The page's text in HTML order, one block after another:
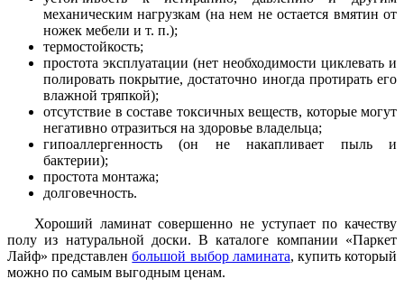
механическим нагрузкам (на нем не остается вмятин от
ножек мебели и т. п.);
термостойкость;
простота эксплуатации (нет необходимости циклевать и
полировать покрытие, достаточно иногда протирать его
влажной тряпкой);
отсутствие в составе токсичных веществ, которые могут
негативно отразиться на здоровье владельца;
гипоаллергенность (он не накапливает пыль и
бактерии);
простота монтажа;
долговечность.
Хороший ламинат совершенно не уступает по качеству
полу из натуральной доски. В каталоге компании «Паркет
Лайф» представленбольшой выбор ламината, купить который
можно по самым выгодным ценам.